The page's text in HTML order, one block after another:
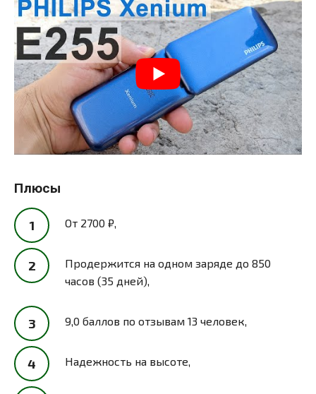
Плюсы
От 2700 ₽,
Продержится на одном заряде до 850
часов (35 дней),
9,0 баллов по отзывам 13 человек,
Надежность на высоте,